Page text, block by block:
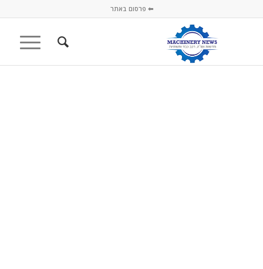
⬅ פרסום באתר